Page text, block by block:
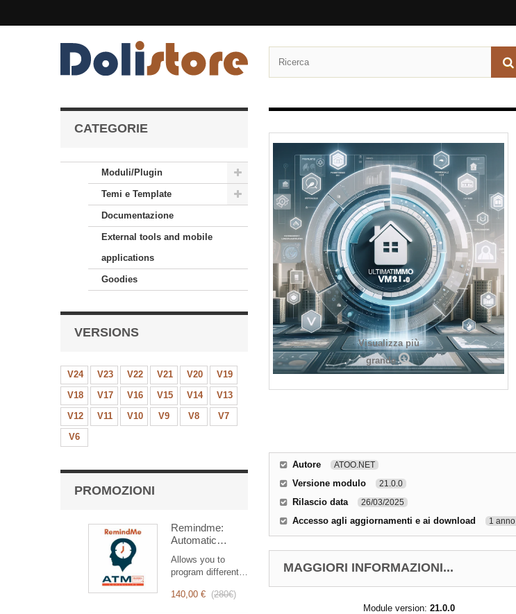
CATEGORIE
Moduli/Plugin
Temi e Template
Documentazione
External tools and mobile
applications
Goodies
VERSIONS
V24 V23 V22 V21 V20
V19
V18
V17 V16 V15 V14
V13
V12
V11 V10 V9 V8
V7
V6
PROMOZIONI
Remindme:
Automatic
event,
notification)
Allows you to
program different
based on a trigger.
140,00 € (280€)
Visualizza più
grande
Autore ATOO.NET
Versione modulo 21.0.0
Rilascio data 26/03/2025
Accesso agli aggiornamenti e ai download 1 anno
MAGGIORI INFORMAZIONI...
Module version: 21.0.0